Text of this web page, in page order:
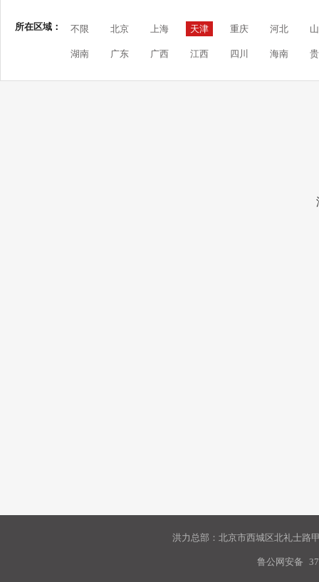
所在区域： 不限 北京 上海 天津 重庆 河北
湖南 广东 广西 江西 四川 海南
洪力总部：北京市西城区北礼士路
鲁公网安备